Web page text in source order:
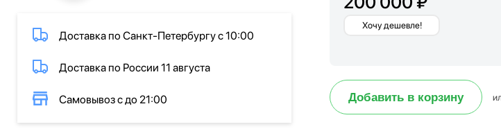
Доставка по Санкт-Петербургу с 10:00
Доставка по России 11 августа
Самовывоз с до 21:00
Хочу дешевле!
Добавить в корзину